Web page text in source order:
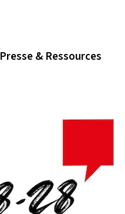
Presse & Ressources